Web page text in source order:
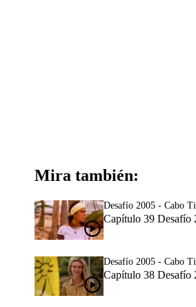
Mira también:
Desafío 2005 - Cabo
Capítulo 39 Desafío
Desafío 2005 - Cabo
Capítulo 38 Desafío